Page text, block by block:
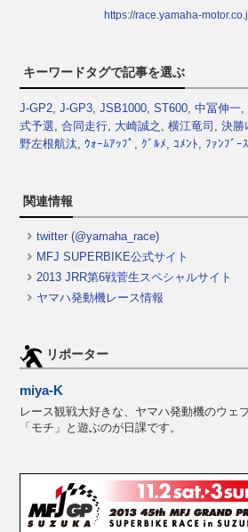
https://race.yamaha-
キーワードタグで記事を選ぶ
J-GP2,J-GP3,JSB1000,ST600,中冨伸一,
式予選,合同走行, 大崎誠之 ,横江竜司 ,決勝
野左根航汰,ｳｫｰﾑｱｯﾌﾟ , ｸﾞﾙﾒ,ｺﾒﾝﾄ, ﾌｧﾝﾌﾞｰｽ
関連情報
twitter (@yamaha_race)
MFJ SUPERBIKE公式サイト
2013 JRR第6戦菅生スペシャルサイト
ヤマハ発動機レース情報
リポーター
miya-K
レース観戦大好きな、ヤマハ発動機のウェ
「モチ」と遊ぶのが日課です。